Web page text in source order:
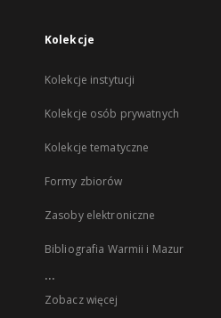
Kolekcje
Kolekcje instytucji
Kolekcje osób prywatnych
Kolekcje tematyczne
Formy zbiorów
Zasoby elektroniczne
Bibliografia Warmii i Mazur
...
Zobacz więcej